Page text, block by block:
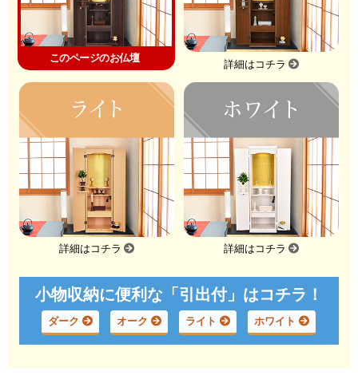
このページのお仏壇 詳細はコチラ
詳細はコチラ 詳細はコチラ
小物収納に便利な「引出付」はコチラ！
ダーク オーク ライト ホワイト